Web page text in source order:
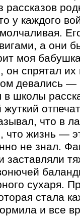
рассказов
у каждого
а они
моя
он спрятал
девались
школы
что в
что жизнь —
не знал.
заставляли
сухаря.
стала
и все